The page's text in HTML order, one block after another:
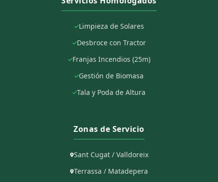
Limpieza de Solares
Desbroce con Tractor
Franjas Incendios (25m)
Gestión de Biomasa
Tala y Poda de Altura
Zonas de Servicio
Sant Cugat / Valldoreix
Terrassa / Matadepera